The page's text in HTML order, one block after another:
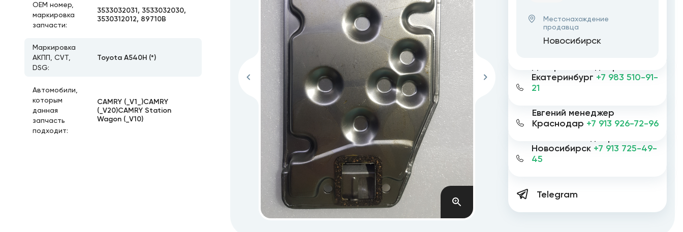
ОЕМ номер,
маркировка
запчасти:
3533032031, 3533032030,
3530312012, 89710B
Маркировка
АКПП, CVT,
DSG:
Toyota A540H (*)
Автомобили,
которым
данная
запчасть
подходит:
CAMRY (_V1_)CAMRY
(_V20)CAMRY Station
Wagon (_V10)
Telegram
Новосибирск +7 913 725-49-
45
Евгений менеджер
Краснодар +7 913 926-72-96
Екатеринбург +7 983 510-91-
21
Местонахождение
продавца
Новосибирск